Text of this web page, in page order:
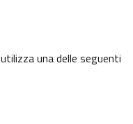
una delle seguenti